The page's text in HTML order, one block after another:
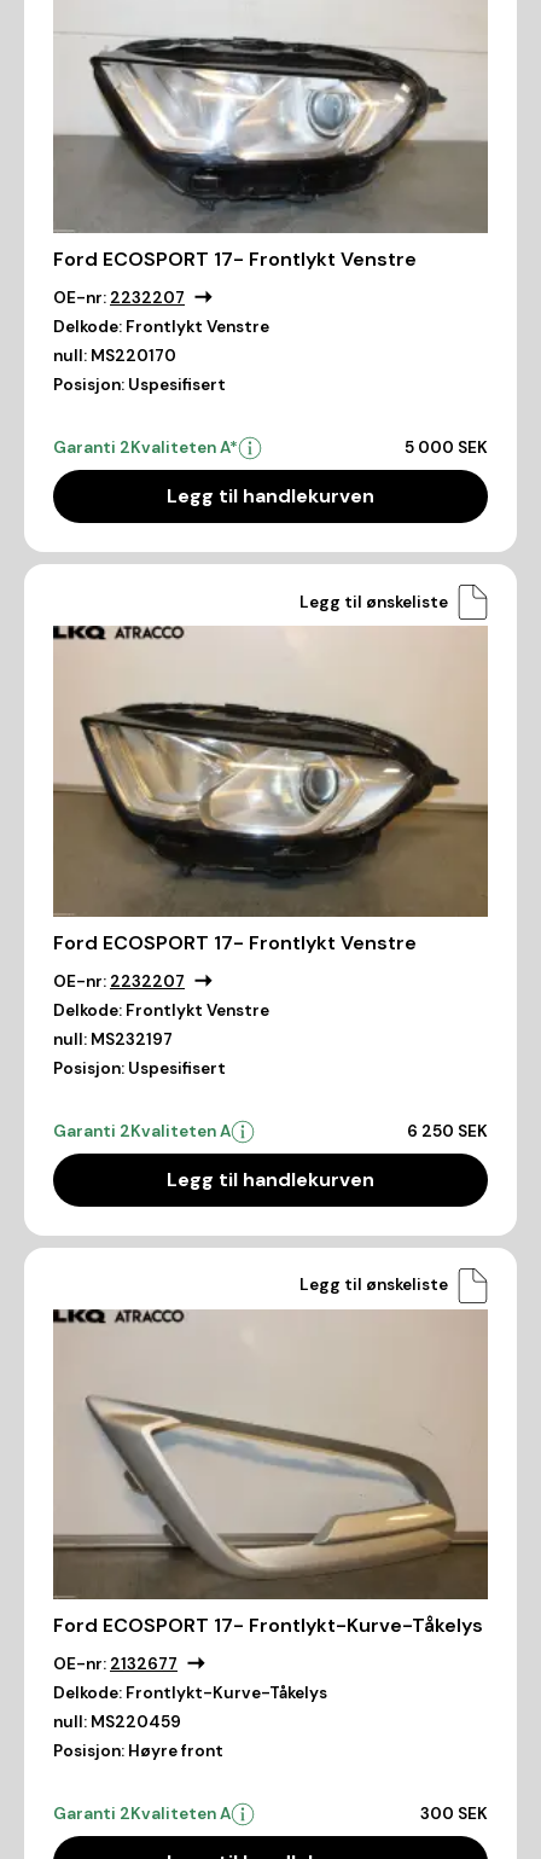
Ford ECOSPORT 17- Frontlykt Venstre
OE-nr: 2232207
Delkode: Frontlykt Venstre
null: MS220170
Posisjon: Uspesifisert
Garanti 2Kvaliteten A* 5 000 SEK
Legg til handlekurven
Legg til ønskeliste
Ford ECOSPORT 17- Frontlykt Venstre
OE-nr: 2232207
Delkode: Frontlykt Venstre
null: MS232197
Posisjon: Uspesifisert
Garanti 2Kvaliteten A 6 250 SEK
Legg til handlekurven
Legg til ønskeliste
Ford ECOSPORT 17- Frontlykt-Kurve-Tåkelys
OE-nr: 2132677
Delkode: Frontlykt-Kurve-Tåkelys
null: MS220459
Posisjon: Høyre front
Garanti 2Kvaliteten A 300 SEK